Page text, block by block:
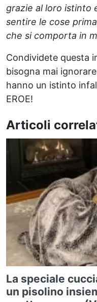
grazie al loro istinto
sentire le cose
che si comporta in
Condividete questa
bisogna mai
hanno un istinto
EROE!
Articoli
La speciale
un pisolino